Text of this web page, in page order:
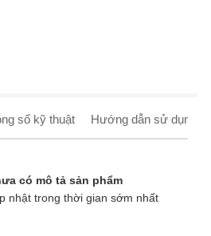
số kỹ thuật Hướng dẫn sử dụng
có mô tả sản phẩm
nhật trong thời gian sớm nhất